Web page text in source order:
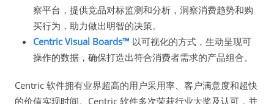
察平台，提供竞品对标监测和分析，洞察消费趋势和购
买行为，助力做出明智的决策。
Centric Visual Boards™ 以可视化的方式，生动呈现可
操作的数据，确保打造出符合消费者需求的产品组合。
Centric 软件拥有业界超高的用户采用率、客户满意度和超快
的价值实现时间。Centric 软件多次荣获行业大奖及认可，并